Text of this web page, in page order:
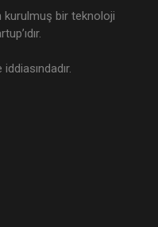
kurulmuş bir teknoloji